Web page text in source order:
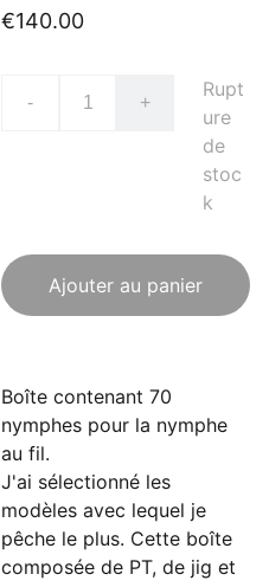
€140.00
- +
Rupt
ure
de
stoc
k
Ajouter au panier
Boîte contenant 70
nymphes pour la nymphe
au fil.
J'ai sélectionné les
modèles avec lequel je
pêche le plus. Cette boîte
composée de PT, de jig et